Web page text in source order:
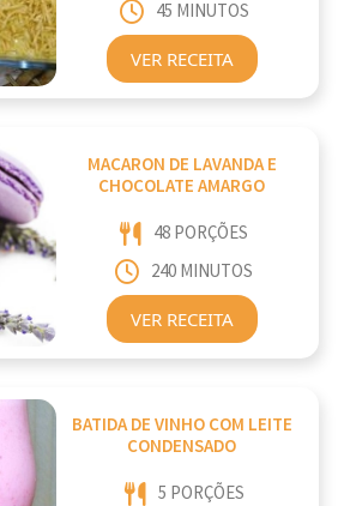
45 MINUTOS
VER RECEITA
MACARON DE LAVANDA E
CHOCOLATE AMARGO
48 PORÇÕES
240 MINUTOS
VER RECEITA
BATIDA DE VINHO COM LEITE
CONDENSADO
5 PORÇÕES